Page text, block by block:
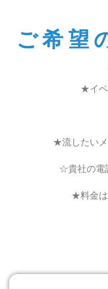
ご希望
★イベ
★流したいメ
☆貴社の電
★料金は